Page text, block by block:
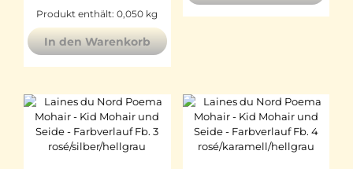
Produkt enthält: 0,050 kg
In den Warenkorb